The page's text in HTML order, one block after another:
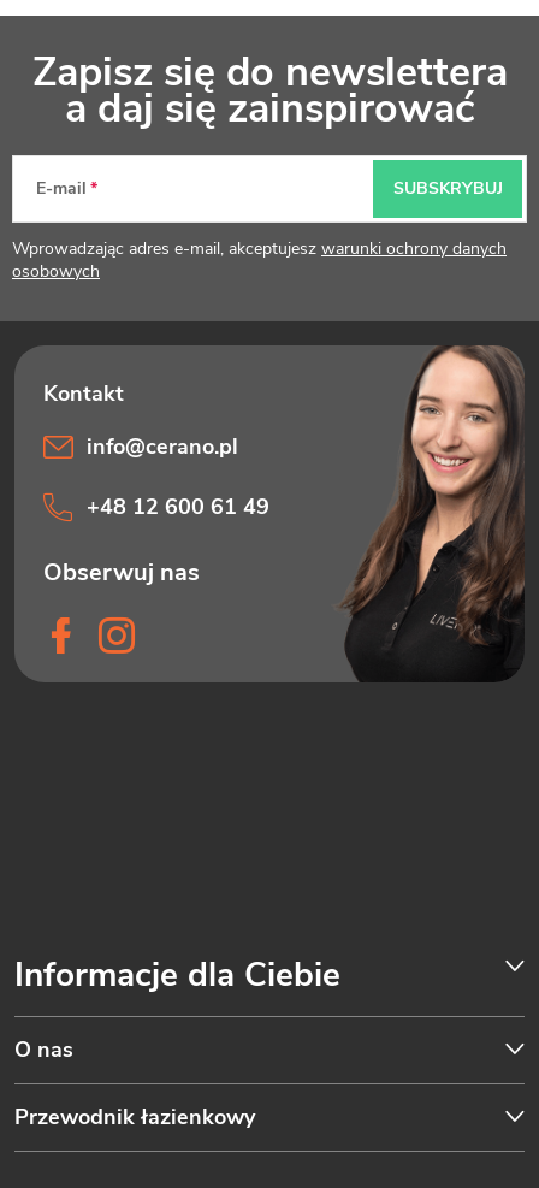
k
a
Zapisz się do newslettera
a daj się zainspirować
E-mail
Wprowadzając adres e-mail, akceptujesz warunki ochrony danych
osobowych
SUBSKRYBUJ
Informacje dla Ciebie
O nas
Przewodnik łazienkowy
info@cerano.pl
+48 12 600 61 49